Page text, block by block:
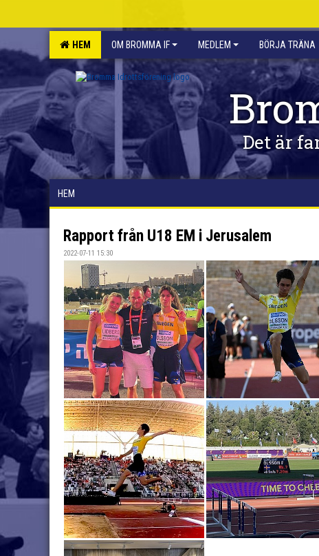
HEM OM BROMMA IF MEDLEM BÖRJA TRÄNA
Det är
HEM
Rapport från U18 EM i Jerusalem
2022-07-11 15:30